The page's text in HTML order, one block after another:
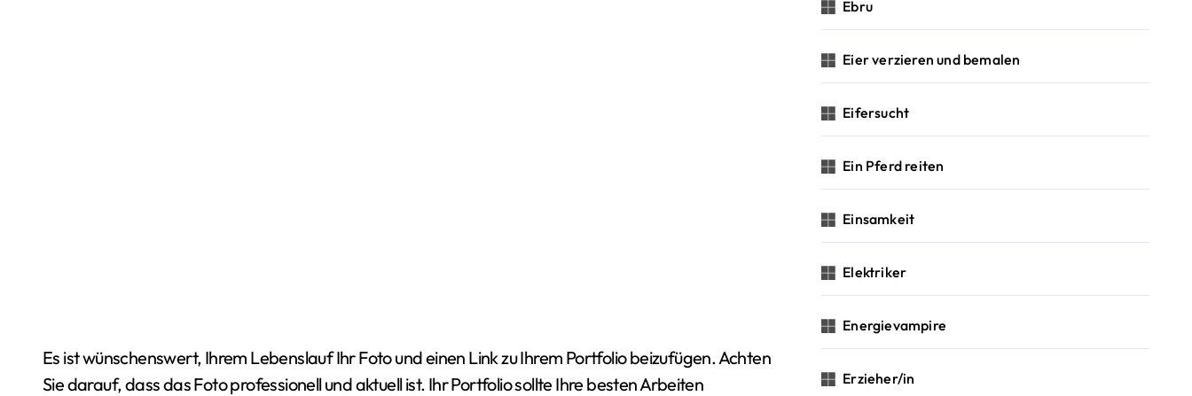
Es ist wünschenswert, Ihrem Lebenslauf Ihr Foto und einen Link zu Ihrem Portfolio beizufügen. Achten
Sie darauf, dass das Foto professionell und aktuell ist. Ihr Portfolio sollte Ihre besten Arbeiten
Ebru
Eier verzieren und bemalen
Eifersucht
Ein Pferd reiten
Einsamkeit
Elektriker
Energievampire
Erzieher/in